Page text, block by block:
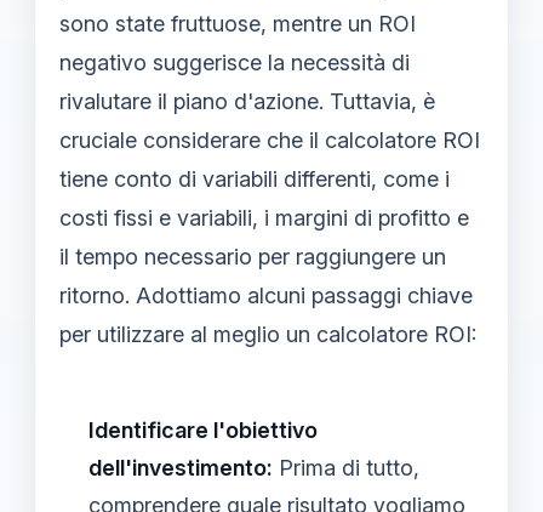
sono state fruttuose, mentre un ROI
negativo suggerisce la necessità di
rivalutare il piano d'azione. Tuttavia, è
cruciale considerare che il calcolatore ROI
tiene conto di variabili differenti, come i
costi fissi e variabili, i margini di profitto e
il tempo necessario per raggiungere un
ritorno. Adottiamo alcuni passaggi chiave
per utilizzare al meglio un calcolatore ROI:
Identificare l'obiettivo
dell'investimento: Prima di tutto,
comprendere quale risultato vogliamo